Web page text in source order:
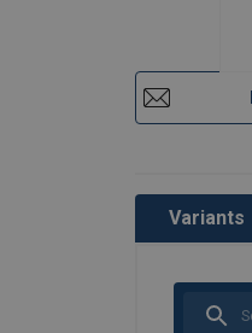
Variants